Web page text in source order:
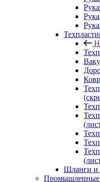
Шланги и
Промышленные